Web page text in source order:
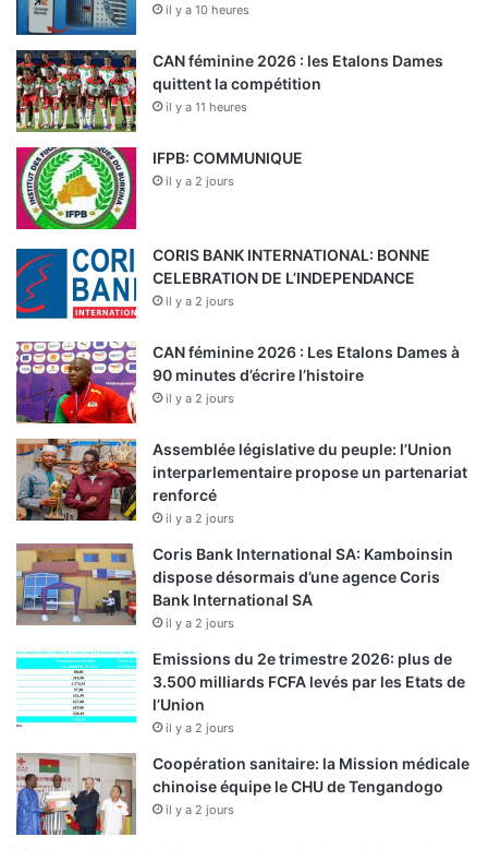
il y a 10 heures
CAN féminine 2026 : les Etalons Dames
quittent la compétition
il y a 11 heures
IFPB: COMMUNIQUE
il y a 2 jours
CORIS BANK INTERNATIONAL: BONNE
CELEBRATION DE L’INDEPENDANCE
il y a 2 jours
CAN féminine 2026 : Les Etalons Dames à
90 minutes d’écrire l’histoire
il y a 2 jours
Assemblée législative du peuple: l’Union
interparlementaire propose un partenariat
renforcé
il y a 2 jours
Coris Bank International SA: Kamboinsin
dispose désormais d’une agence Coris
Bank International SA
il y a 2 jours
Emissions du 2e trimestre 2026: plus de
3.500 milliards FCFA levés par les Etats de
l’Union
il y a 2 jours
Coopération sanitaire: la Mission médicale
chinoise équipe le CHU de Tengandogo
il y a 2 jours